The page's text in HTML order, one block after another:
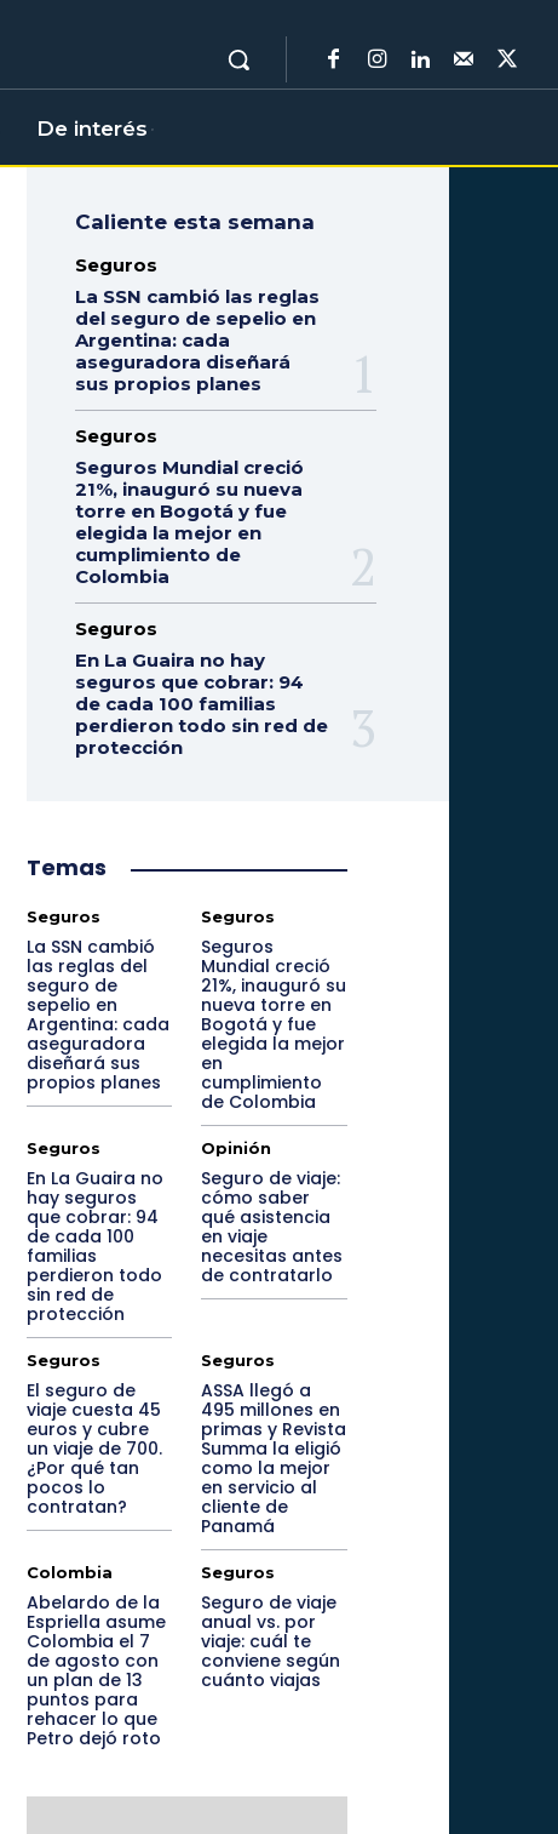
De interés
Caliente esta semana
Seguros
La SSN cambió las reglas
del seguro de sepelio en
Argentina: cada
aseguradora diseñará
sus propios planes
Seguros
Seguros Mundial creció
21%, inauguró su nueva
torre en Bogotá y fue
elegida la mejor en
cumplimiento de
Colombia
Seguros
En La Guaira no hay
seguros que cobrar: 94
de cada 100 familias
perdieron todo sin red de
protección
Temas
Seguros
La SSN cambió
las reglas del
seguro de
sepelio en
Argentina: cada
aseguradora
diseñará sus
propios planes
Seguros
Seguros
Mundial creció
21%, inauguró su
nueva torre en
Bogotá y fue
elegida la mejor
en
cumplimiento
de Colombia
Seguros
En La Guaira no
hay seguros
que cobrar: 94
de cada 100
familias
perdieron todo
sin red de
protección
Opinión
Seguro de viaje:
cómo saber
qué asistencia
en viaje
necesitas antes
de contratarlo
Seguros
El seguro de
viaje cuesta 45
euros y cubre
un viaje de 700.
¿Por qué tan
pocos lo
contratan?
Seguros
ASSA llegó a
495 millones en
primas y Revista
Summa la eligió
como la mejor
en servicio al
cliente de
Panamá
Colombia
Abelardo de la
Espriella asume
Colombia el 7
de agosto con
un plan de 13
puntos para
rehacer lo que
Petro dejó roto
Seguros
Seguro de viaje
anual vs. por
viaje: cuál te
conviene según
cuánto viajas